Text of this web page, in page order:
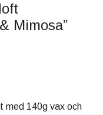
Mimosa”
med 140g vax och